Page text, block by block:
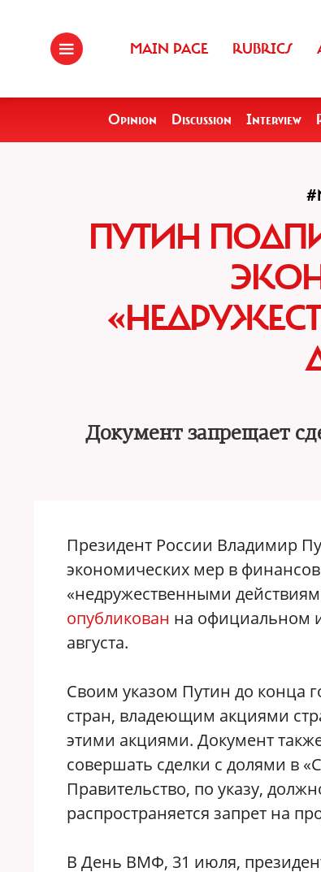
MAIN PAGE RUBRICS
Opinion Discussion Interview
ПУТИН
Документ запрещает
Президент России Владимир
экономических мер в
«недружественными
опубликован на официальном
августа.
Своим указом Путин до конца
стран, владеющим акциями
этими акциями. Документ
совершать сделки с долями в
Правительство, по указу,
распространяется запрет на
В День ВМФ, 31 июля,